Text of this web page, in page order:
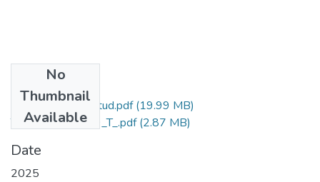
No
Thumbnail
Available
Grado de Similitud.pdf(19.99 MB)
T036_73640799_T_.pdf(2.87 MB)
Date
2025